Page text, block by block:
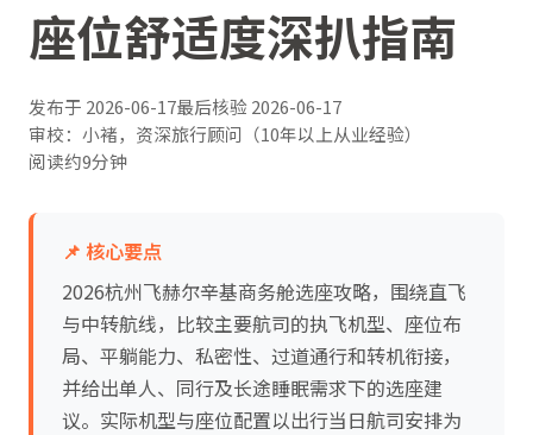
座位舒适度深扒指南
发布于 2026-06-17最后核验2026-06-17
审校：小褚，资深旅行顾问（10年以上从业经验）
阅读约9分钟
📌 核心要点
2026杭州飞赫尔辛基商务舱选座攻略，围绕直飞
与中转航线，比较主要航司的执飞机型、座位布
局、平躺能力、私密性、过道通行和转机衔接，
并给出单人、同行及长途睡眠需求下的选座建
议。实际机型与座位配置以出行当日航司安排为